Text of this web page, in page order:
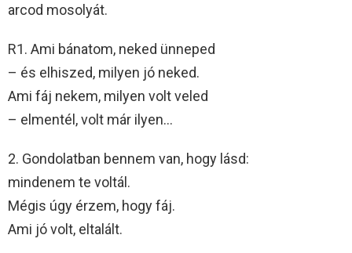
arcod mosolyát.
R1. Ami bánatom, neked ünneped
– és elhiszed, milyen jó neked.
Ami fáj nekem, milyen volt veled
– elmentél, volt már ilyen…
2. Gondolatban bennem van, hogy lásd:
mindenem te voltál.
Mégis úgy érzem, hogy fáj.
Ami jó volt, eltalált.